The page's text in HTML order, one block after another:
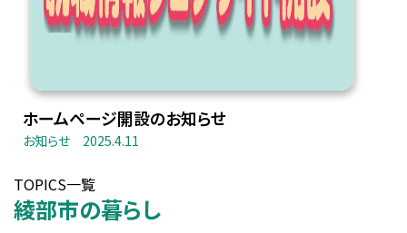
ホームページ開設のお知らせ
お知らせ 2025.4.11
TOPICS一覧
綾部市の暮らし